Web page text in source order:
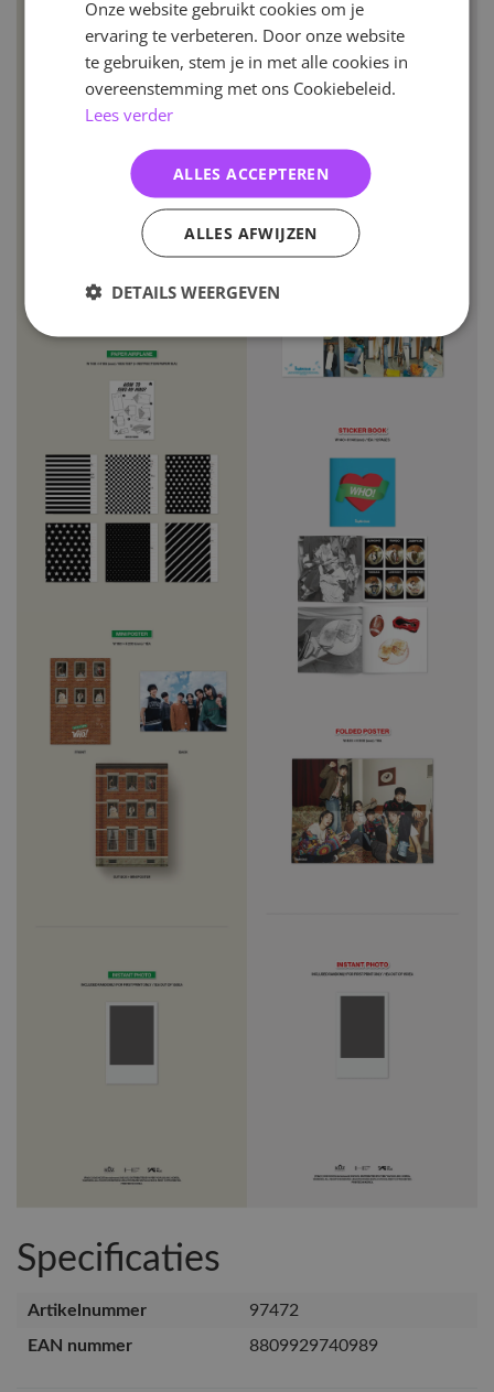
Specificaties
Artikelnummer
97472
EAN nummer
8809929740989
Onze website gebruikt cookies om je
ervaring te verbeteren. Door onze website
te gebruiken, stem je in met alle cookies in
overeenstemming met ons Cookiebeleid.
Lees verder
ALLES ACCEPTEREN
ALLES AFWIJZEN
DETAILS WEERGEVEN